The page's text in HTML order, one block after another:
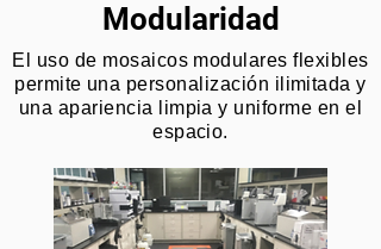
Modularidad
El uso de mosaicos modulares flexibles
permite una personalización ilimitada y
una apariencia limpia y uniforme en el
espacio.